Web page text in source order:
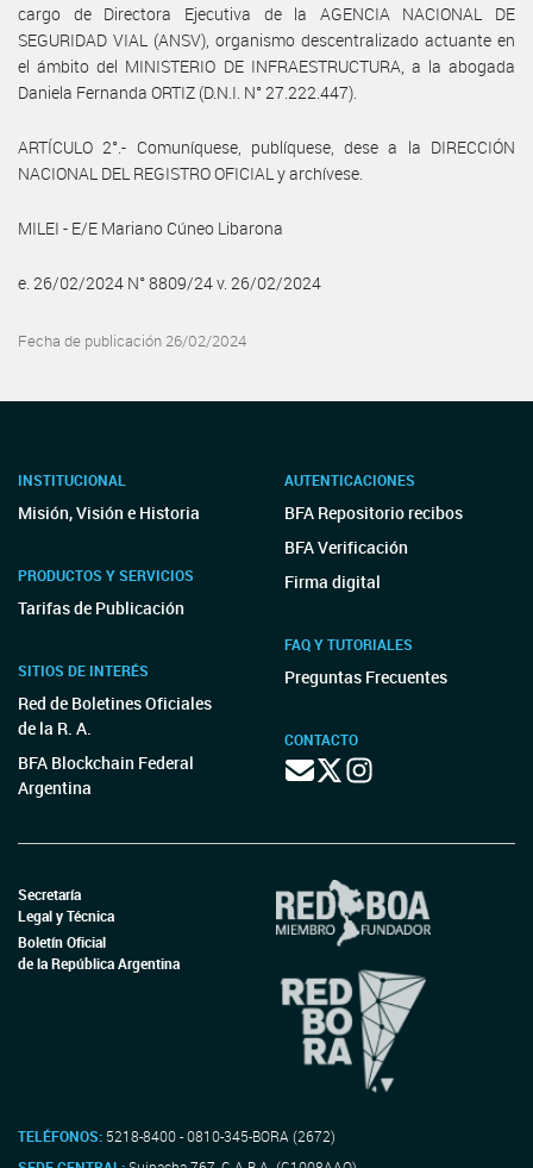
cargo de Directora Ejecutiva de la AGENCIA NACIONAL DE
SEGURIDAD VIAL (ANSV), organismo descentralizado actuante en
el ámbito del MINISTERIO DE INFRAESTRUCTURA, a la abogada
Daniela Fernanda ORTIZ (D.N.I. N° 27.222.447).
ARTÍCULO 2°.- Comuníquese, publíquese, dese a la DIRECCIÓN
NACIONAL DEL REGISTRO OFICIAL y archívese.
MILEI - E/E Mariano Cúneo Libarona
e. 26/02/2024 N° 8809/24 v. 26/02/2024
Fecha de publicación 26/02/2024
INSTITUCIONAL
Misión, Visión e Historia
PRODUCTOS Y SERVICIOS
Tarifas de Publicación
SITIOS DE INTERÉS
Red de Boletines Oficiales
de la R. A.
BFA Blockchain Federal
Argentina
AUTENTICACIONES
BFA Repositorio recibos
BFA Verificación
Firma digital
FAQ Y TUTORIALES
Preguntas Frecuentes
CONTACTO
Secretaría
Legal y Técnica
Boletín Oficial
de la República Argentina
TELÉFONOS: 5218-8400 - 0810-345-BORA (2672)